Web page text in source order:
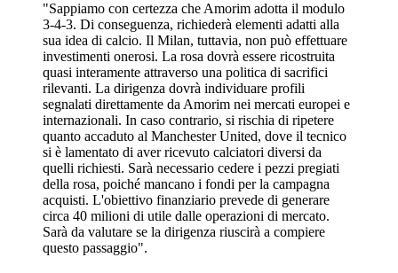
"Sappiamo con certezza che Amorim adotta il modulo
3-4-3. Di conseguenza, richiederà elementi adatti alla
sua idea di calcio. Il Milan, tuttavia, non può effettuare
investimenti onerosi. La rosa dovrà essere ricostruita
quasi interamente attraverso una politica di sacrifici
rilevanti. La dirigenza dovrà individuare profili
segnalati direttamente da Amorim nei mercati europei e
internazionali. In caso contrario, si rischia di ripetere
quanto accaduto al Manchester United, dove il tecnico
si è lamentato di aver ricevuto calciatori diversi da
quelli richiesti. Sarà necessario cedere i pezzi pregiati
della rosa, poiché mancano i fondi per la campagna
acquisti. L'obiettivo finanziario prevede di generare
circa 40 milioni di utile dalle operazioni di mercato.
Sarà da valutare se la dirigenza riuscirà a compiere
questo passaggio".